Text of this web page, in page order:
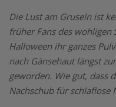
Die Lust am Gruseln ist
früher Fans des wohligen
Halloween ihr ganzes
nach Gänsehaut längst
geworden. Wie gut, dass
Nachschub für schlaflose